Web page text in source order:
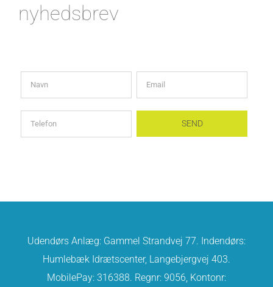
nyhedsbrev
Udendørs Anlæg: Gammel Strandvej 77. Indendørs:
Humlebæk Idrætscenter, Langebjergvej 403.
MobilePay: 316388. Regnr: 9056, Kontonr: